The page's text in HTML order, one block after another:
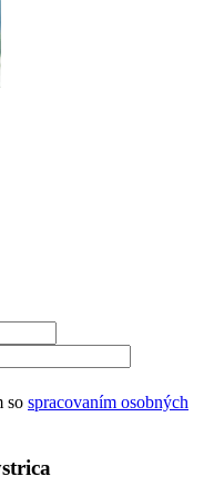
so spracovaním osobných